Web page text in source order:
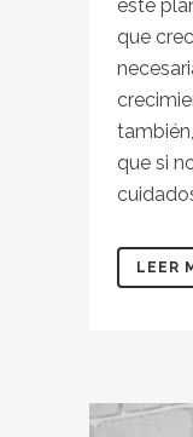
este
que
que si
LEER